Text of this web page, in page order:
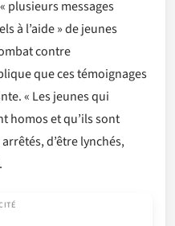
plusieurs messages
à l’aide » de jeunes
contre
que ces témoignages
« Les jeunes qui
homos et qu’ils sont
d’être lynchés,